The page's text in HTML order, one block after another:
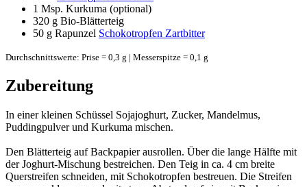
1 Msp. Kurkuma (optional)
320 g Bio-Blätterteig
50 g Rapunzel Schokotropfen Zartbitter
Durchschnittswerte: Prise = 0,3 g | Messerspitze = 0,1 g
Zubereitung
In einer kleinen Schüssel Sojajoghurt, Zucker, Mandelmus,
Puddingpulver und Kurkuma mischen.
Den Blätterteig auf Backpapier ausrollen. Über die lange Hälfte mit
der Joghurt-Mischung bestreichen. Den Teig in ca. 4 cm breite
Querstreifen schneiden, mit Schokotropfen bestreuen. Die Streifen